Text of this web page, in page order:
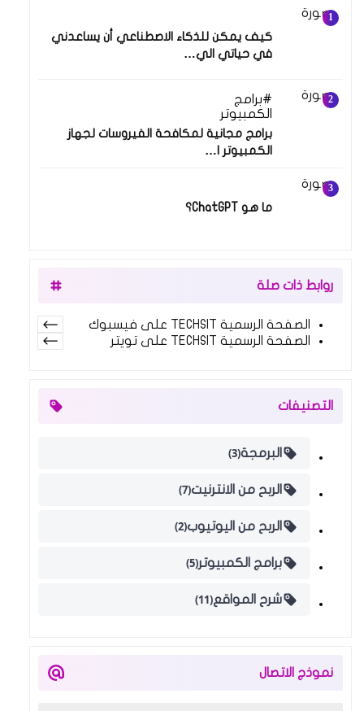
كيف يمكن للذكاء الاصطناعي أن يساعدني
في حياتي الي…
برامج
الكمبيوتر
برامج مجانية لمكافحة الفيروسات لجهاز
الكمبيوتر ا…
ما هو ChatGPT؟
روابط ذات صلة
الصفحة الرسمية TECHSIT على فيسبوك
الصفحة الرسمية TECHSIT على تويتر
التصنيفات
البرمجة(3)
الربح من الانترنيت(7)
الربح من اليوتيوب(2)
برامج الكمبيوتر(5)
شرح المواقع(11)
نموذج الاتصال